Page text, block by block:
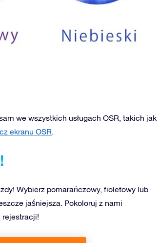
we wszystkich usługach OSR, takich jak
ekranu OSR.
Wybierz pomarańczowy, fioletowy lub
jaśniejsza. Pokoloruj z nami
rejestracji!